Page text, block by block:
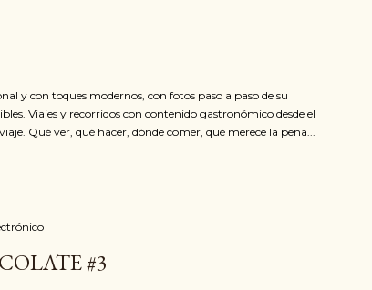
y con toques modernos, con fotos paso a paso de su
Viajes y recorridos con contenido gastronómico desde el
Qué ver, qué hacer, dónde comer, qué merece la pena...
#3